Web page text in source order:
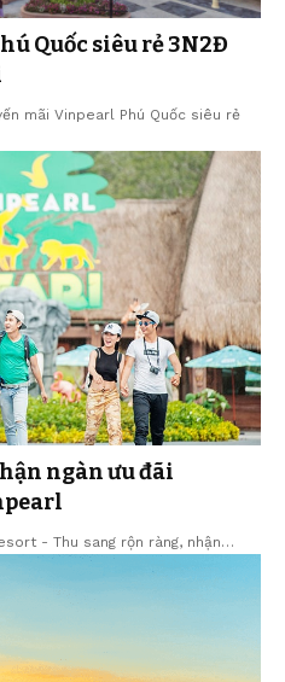
Quốc siêu rẻ 3N2Đ
mãi Vinpearl Phú Quốc siêu rẻ
ngàn ưu đãi
- Thu sang rộn ràng, nhận…